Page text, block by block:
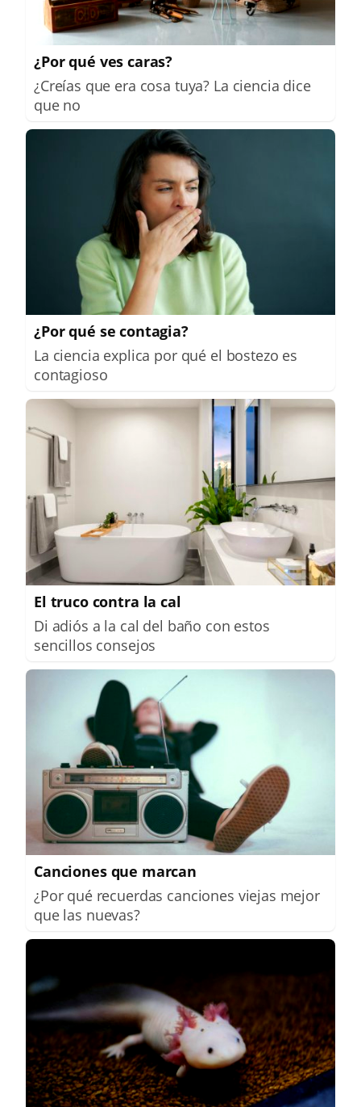
¿Por qué ves caras?
¿Creías que era cosa tuya? La ciencia dice
que no
¿Por qué se contagia?
La ciencia explica por qué el bostezo es
contagioso
El truco contra la cal
Di adiós a la cal del baño con estos
sencillos consejos
Canciones que marcan
¿Por qué recuerdas canciones viejas mejor
que las nuevas?